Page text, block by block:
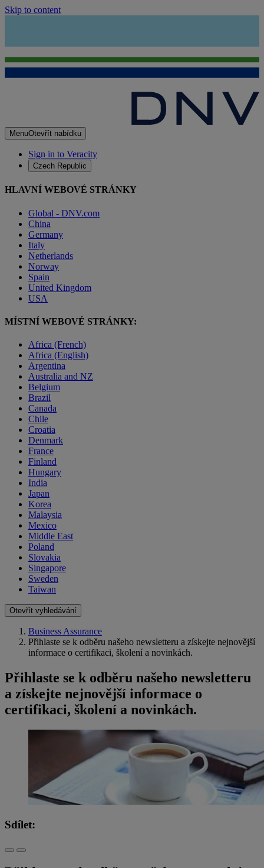
Skip to content
MenuOtevřít nabídku
Sign in to Veracity
Czech Republic
HLAVNÍ WEBOVÉ STRÁNKY
Global - DNV.com
China
Germany
Italy
Netherlands
Norway
Spain
United Kingdom
USA
MÍSTNÍ WEBOVÉ STRÁNKY:
Africa (French)
Africa (English)
Argentina
Australia and NZ
Belgium
Brazil
Canada
Chile
Croatia
Denmark
France
Finland
Hungary
India
Japan
Korea
Malaysia
Mexico
Middle East
Poland
Slovakia
Singapore
Sweden
Taiwan
Otevřít vyhledávání
Business Assurance
Přihlaste se k odběru našeho newsletteru a získejte nejnovější
informace o certifikaci, školení a novinkách.
Přihlaste se k odběru našeho newsletteru
a získejte nejnovější informace o
certifikaci, školení a novinkách.
Sdílet: